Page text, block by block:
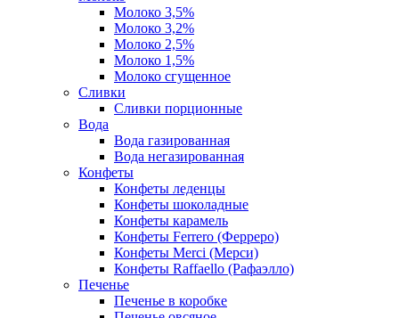
Молоко 3,5%
Молоко 3,2%
Молоко 2,5%
Молоко 1,5%
Молоко сгущенное
Сливки
Сливки порционные
Вода
Вода газированная
Вода негазированная
Конфеты
Конфеты леденцы
Конфеты шоколадные
Конфеты карамель
Конфеты Ferrero (Ферреро)
Конфеты Merci (Мерси)
Конфеты Raffaello (Рафаэлло)
Печенье
Печенье в коробке